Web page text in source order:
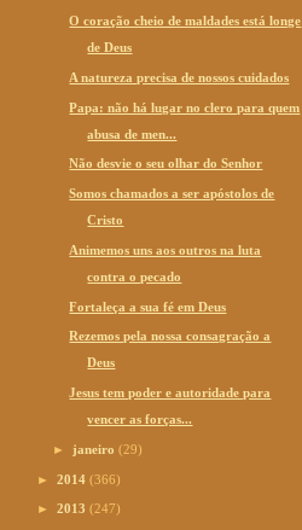
O coração cheio de maldades está longe
de Deus
A natureza precisa de nossos cuidados
Papa: não há lugar no clero para quem
abusa de men...
Não desvie o seu olhar do Senhor
Somos chamados a ser apóstolos de
Cristo
Animemos uns aos outros na luta
contra o pecado
Fortaleça a sua fé em Deus
Rezemos pela nossa consagração a
Deus
Jesus tem poder e autoridade para
vencer as forças...
► janeiro(29)
► 2014 (366)
► 2013 (247)